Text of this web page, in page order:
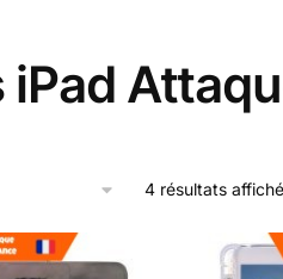
iPad
4 résultats